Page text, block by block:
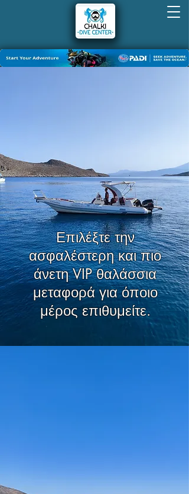
Επιλέξτε την
ασφαλέστερη και πιο
άνετη VIP θαλάσσια
μεταφορά για όποιο
μέρος επιθυμείτε.